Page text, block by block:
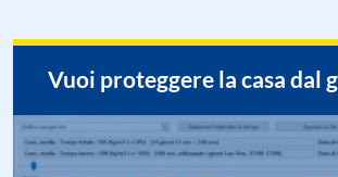
Vuoi proteggere la casa dal